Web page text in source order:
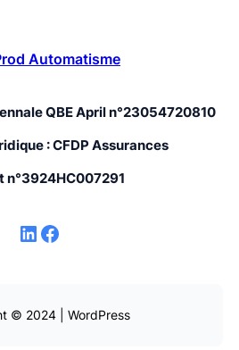
Automatisme
QBE April n°23054720810
: CFDP Assurances
n°3924HC007291
LinkedIn Facebook
© 2024 | WordPress